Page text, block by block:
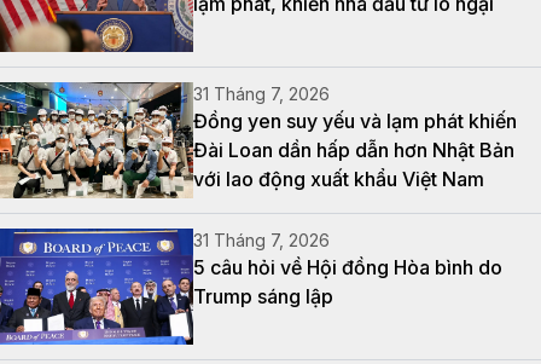
31 Tháng 7, 2026
Đồng yen suy yếu và lạm phát khiến
Đài Loan dần hấp dẫn hơn Nhật Bản
với lao động xuất khẩu Việt Nam
31 Tháng 7, 2026
5 câu hỏi về Hội đồng Hòa bình do
Trump sáng lập